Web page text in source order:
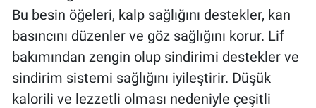
Bu besin öğeleri, kalp sağlığını destekler, kan
basıncını düzenler ve göz sağlığını korur. Lif
bakımından zengin olup sindirimi destekler ve
sindirim sistemi sağlığını iyileştirir. Düşük
kalorili ve lezzetli olması nedeniyle çeşitli